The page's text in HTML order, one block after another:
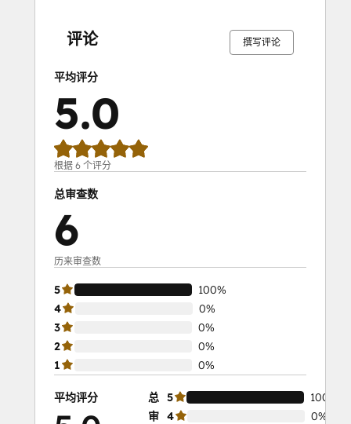
评论 撰写评论
平均评分
5.0
根据 6 个评分
总审查数
6
历来审查数
5
100%
4
成
0%
3
成
0%
2
成
0%
1
成
0%
平均评分
总
审
5
成
100%
4
0%